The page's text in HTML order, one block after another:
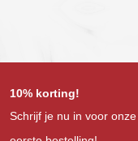
10% korting!
Schrijf je nu in voor